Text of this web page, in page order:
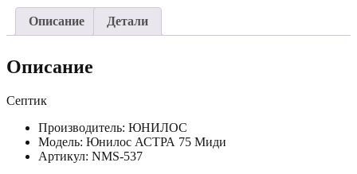
75
МидиОписание Детали
Описание
Септик
Производитель: ЮНИЛОС
Модель: Юнилос АСТРА 75 Миди
Артикул: NMS-537